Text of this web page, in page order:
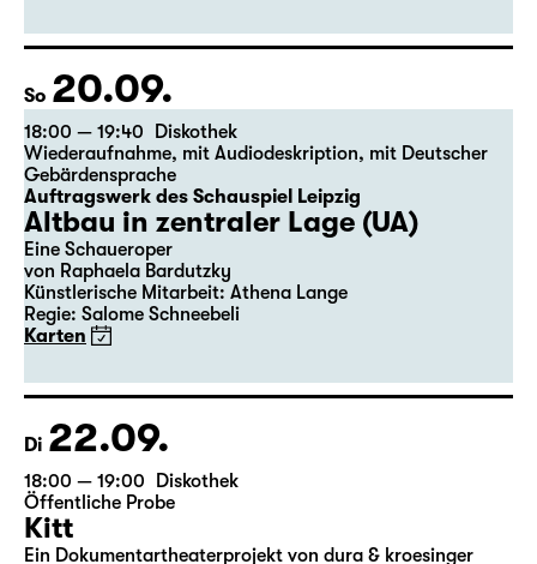
von Felix Krakau
Karten
So 20.09.
18:00 — 19:40 Diskothek
Wiederaufnahme,
Gebärdensprache
Auftragswerk des Schauspiel Leipzig
Altbau in zentraler Lage (UA)
Eine Schaueroper
Künstlerische Mitarbeit: Athena Lange
Karten
Di 22.09.